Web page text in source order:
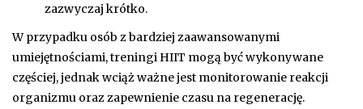
zazwyczaj krótko.
W przypadku osób z bardziej zaawansowanymi
umiejętnościami, treningi HIIT mogą być wykonywane
częściej, jednak wciąż ważne jest monitorowanie reakcji
organizmu oraz zapewnienie czasu na regenerację.